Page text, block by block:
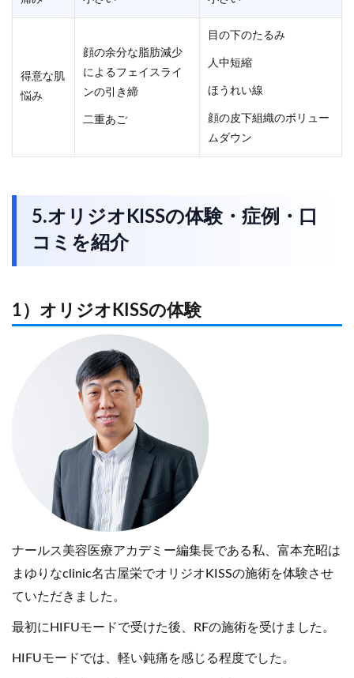
得意な肌
悩み
顔の余分な脂肪減少
によるフェイスライ
ンの引き締
二重あご
目の下のたるみ
人中短縮
ほうれい線
顔の皮下組織のボリュー
ムダウン
5.オリジオKISSの体験・症例・口
コミを紹介
1）オリジオKISSの体験
ナールス美容医療アカデミー編集長である私、富本充昭は
まゆりなclinic名古屋栄でオリジオKISSの施術を体験させ
ていただきました。
最初にHIFUモードで受けた後、RFの施術を受けました。
HIFUモードでは、軽い鈍痛を感じる程度でした。